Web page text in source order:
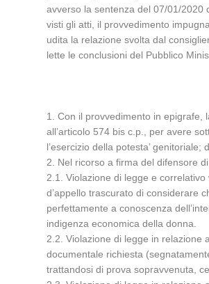
avverso la sentenza del 07/01/2020
visti gli atti, il provvedimento
udita la relazione svolta dal
lette le conclusioni del Pubblico
1. Con il provvedimento in epigrafe,
all’articolo 574 bis c.p., per avere
l’esercizio della potesta’ genitoriale;
2. Nel ricorso a firma del difensore
2.1. Violazione di legge e
d’appello trascurato di considerare
perfettamente a conoscenza
indigenza economica della donna.
2.2. Violazione di legge in relazione
documentale richiesta
trattandosi di prova sopravvenuta,